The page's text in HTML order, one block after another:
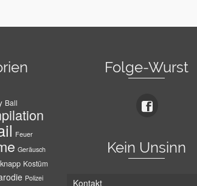
Ball
Feuer
Geräusch
knapp Kostüm
Polizei
Folge-Wurst
Kein Unsinn
Kontakt